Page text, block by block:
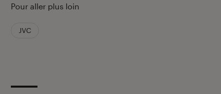
Pour aller plus loin
JVC